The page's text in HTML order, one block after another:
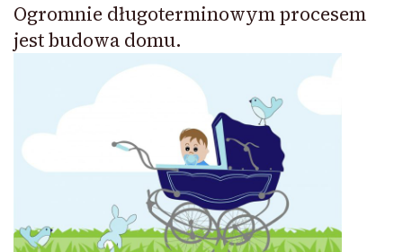
Ogromnie długoterminowym procesem
jest budowa domu.